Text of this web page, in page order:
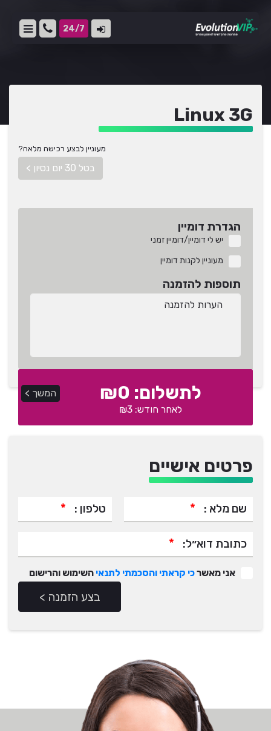
24/7
Linux 3G
מעוניין לבצע רכישה מלאה?
בטל 30 יום נסיון >
הגדרת דומיין
יש לי דומיין/דומיין זמני
מעוניין לקנות דומיין
תוספות להזמנה
לתשלום: ₪ 0
לאחר חודש: ₪3
המשך >
פרטים אישיים
שם מלא : * טלפון : *
כתובת דוא״ל: *
אני מאשרכי קראתי והסכמתי לתנאי השימוש והרישום
בצע הזמנה >